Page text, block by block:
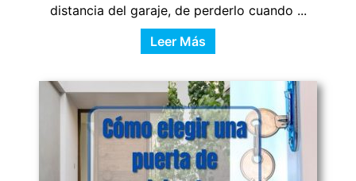
distancia del garaje, de perderlo cuando ...
Leer Más